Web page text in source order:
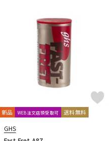
大阪開成館
GRAYZONE
Lydke Musikverlag
新品 WEB注文店頭受取可 送料無料
GHS